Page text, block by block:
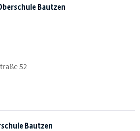
Bautzen
52
Bautzen